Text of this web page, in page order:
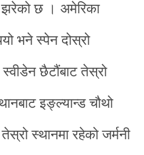
झरेको छ । अमेरिका
भने स्पेन दोस्रो
छैटौंबाट तेस्रो
इङ्ल्यान्ड चौथो
स्थानमा रहेको जर्मनी